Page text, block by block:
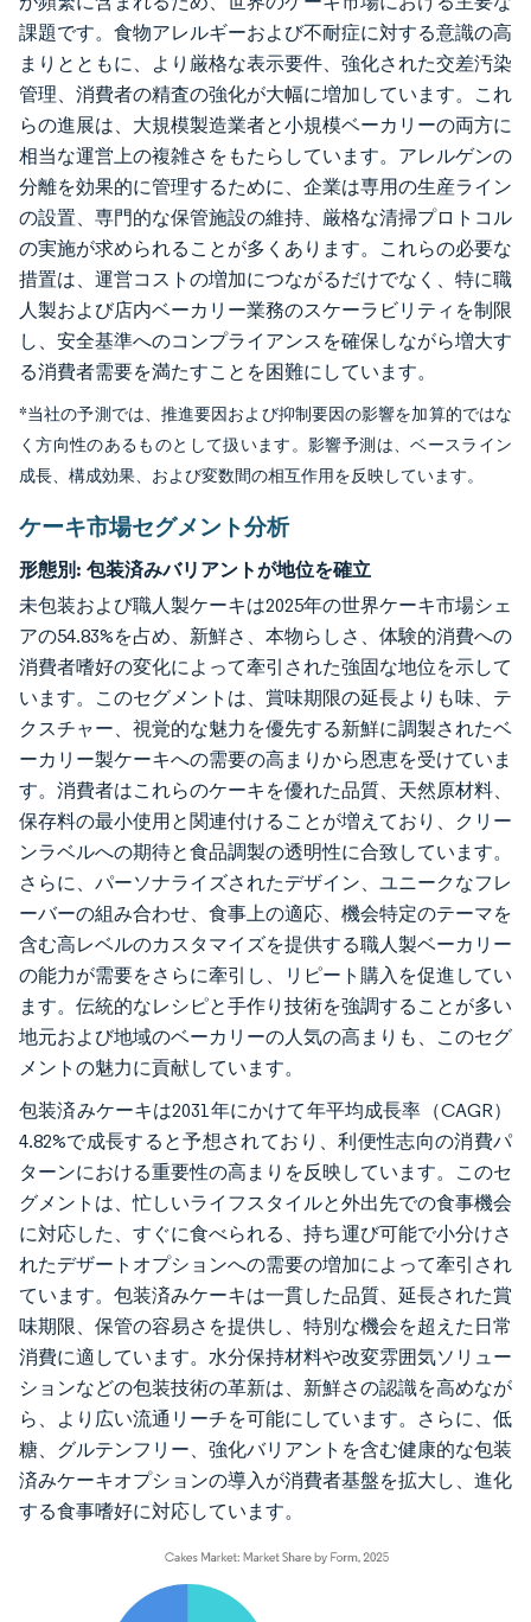
課題です。食物アレルギーおよび不耐症に対する意識の高
まりとともに、より厳格な表示要件、強化された交差汚染
管理、消費者の精査の強化が大幅に増加しています。これ
らの進展は、大規模製造業者と小規模ベーカリーの両方に
相当な運営上の複雑さをもたらしています。アレルゲンの
分離を効果的に管理するために、企業は専用の生産ライン
の設置、専門的な保管施設の維持、厳格な清掃プロトコル
の実施が求められることが多くあります。これらの必要な
措置は、運営コストの増加につながるだけでなく、特に職
人製および店内ベーカリー業務のスケーラビリティを制限
し、安全基準へのコンプライアンスを確保しながら増大す
る消費者需要を満たすことを困難にしています。
*当社の予測では、推進要因および抑制要因の影響を加算的ではな
く方向性のあるものとして扱います。影響予測は、ベースライン
成長、構成効果、および変数間の相互作用を反映しています。
ケーキ市場セグメント分析
形態別: 包装済みバリアントが地位を確立
未包装および職人製ケーキは2025年の世界ケーキ市場シェ
アの54.83%を占め、新鮮さ、本物らしさ、体験的消費への
消費者嗜好の変化によって牽引された強固な地位を示して
います。このセグメントは、賞味期限の延長よりも味、テ
クスチャー、視覚的な魅力を優先する新鮮に調製されたベ
ーカリー製ケーキへの需要の高まりから恩恵を受けていま
す。消費者はこれらのケーキを優れた品質、天然原材料、
保存料の最小使用と関連付けることが増えており、クリー
ンラベルへの期待と食品調製の透明性に合致しています。
さらに、パーソナライズされたデザイン、ユニークなフレ
ーバーの組み合わせ、食事上の適応、機会特定のテーマを
含む高レベルのカスタマイズを提供する職人製ベーカリー
の能力が需要をさらに牽引し、リピート購入を促進してい
ます。伝統的なレシピと手作り技術を強調することが多い
地元および地域のベーカリーの人気の高まりも、このセグ
メントの魅力に貢献しています。
包装済みケーキは2031年にかけて年平均成長率（CAGR）
4.82%で成長すると予想されており、利便性志向の消費パ
ターンにおける重要性の高まりを反映しています。このセ
グメントは、忙しいライフスタイルと外出先での食事機会
に対応した、すぐに食べられる、持ち運び可能で小分けさ
れたデザートオプションへの需要の増加によって牽引され
ています。包装済みケーキは一貫した品質、延長された賞
味期限、保管の容易さを提供し、特別な機会を超えた日常
消費に適しています。水分保持材料や改変雰囲気ソリュー
ションなどの包装技術の革新は、新鮮さの認識を高めなが
ら、より広い流通リーチを可能にしています。さらに、低
糖、グルテンフリー、強化バリアントを含む健康的な包装
済みケーキオプションの導入が消費者基盤を拡大し、進化
する食事嗜好に対応しています。